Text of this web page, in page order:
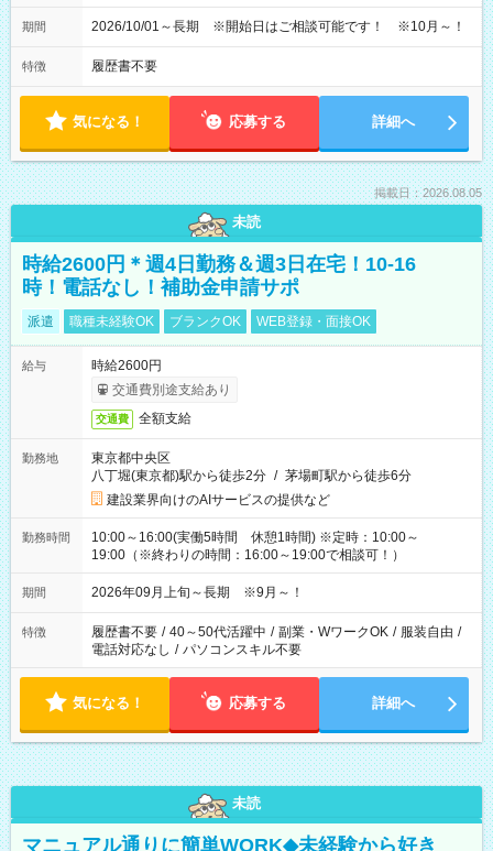
期間 2026/10/01～長期 ※開始日はご相談可能です！ ※10月～！
特徴 履歴書不要
気になる！ 応募する 詳細へ
掲載日：2026.08.05
未読
時給2600円＊週4日勤務＆週3日在宅！10-16
時！電話なし！補助金申請サポ
派遣 職種未経験OK ブランクOK WEB登録・面接OK
給与
時給2600円
交通費別途支給あり
交通費 全額支給
勤務地
東京都中央区
八丁堀(東京都)駅から徒歩2分 / 茅場町駅から徒歩6分
建設業界向けのAIサービスの提供など
勤務時間
10:00～16:00(実働5時間 休憩1時間) ※定時：10:00～
19:00（※終わりの時間：16:00～19:00で相談可！）
期間 2026年09月上旬～長期 ※9月～！
特徴 履歴書不要 / 40～50代活躍中 / 副業・WワークOK / 服装自由 /
電話対応なし / パソコンスキル不要
気になる！ 応募する 詳細へ
未読
マニュアル通りに簡単WORK◆未経験から好き